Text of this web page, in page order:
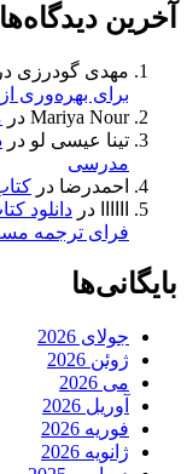
آخرین دیدگاه‌ها
مهدی گودرزی در
برای بهره‌وری
Mariya Nour در
تینا عیسی لو در
مدرسی
احمدرضا در
در دانلود
فرای ترجمه
بایگانی‌ها
جولای 2026
ژوئن 2026
می 2026
آوریل 2026
فوریه 2026
ژانویه 2026